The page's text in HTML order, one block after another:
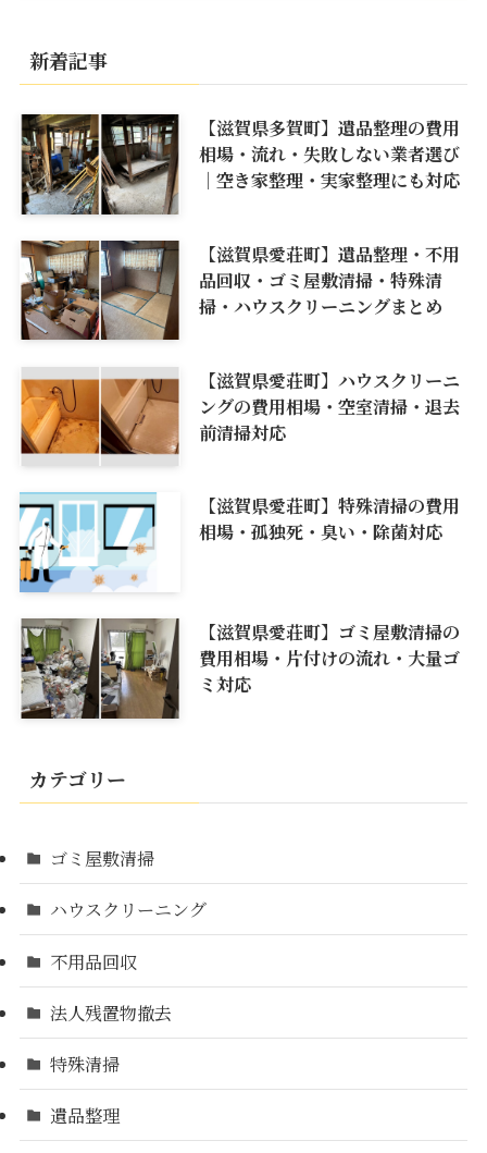
新着記事
【滋賀県多賀町】遺品整理の費用
相場・流れ・失敗しない業者選び
｜空き家整理・実家整理にも対応
【滋賀県愛荘町】遺品整理・不用
品回収・ゴミ屋敷清掃・特殊清
掃・ハウスクリーニングまとめ
【滋賀県愛荘町】ハウスクリーニ
ングの費用相場・空室清掃・退去
前清掃対応
【滋賀県愛荘町】特殊清掃の費用
相場・孤独死・臭い・除菌対応
【滋賀県愛荘町】ゴミ屋敷清掃の
費用相場・片付けの流れ・大量ゴ
ミ対応
カテゴリー
ゴミ屋敷清掃
ハウスクリーニング
不用品回収
法人残置物撤去
特殊清掃
遺品整理